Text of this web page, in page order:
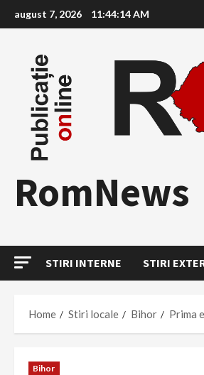
to
august 7, 2026 11:44:16 AM
RomNews
STIRI INTERNE STIRI
Home Stiri locale Bihor Prima
Bihor